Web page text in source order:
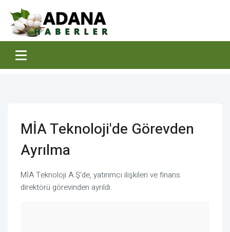
MİA Teknoloji'de Görevden
Ayrılma
MİA Teknoloji A.Ş'de, yatırımcı ilişkileri ve finans
direktörü görevinden ayrıldı.